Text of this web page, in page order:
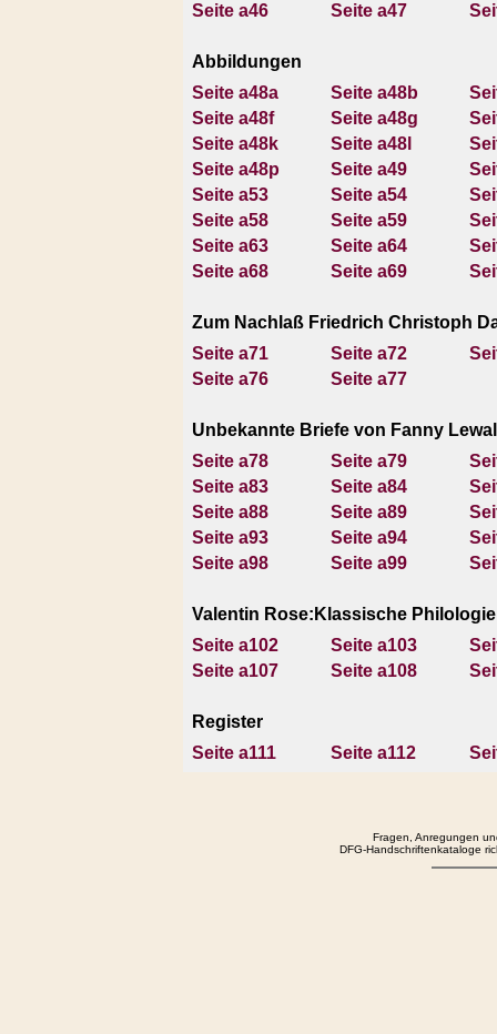
Seite a46
Seite a47
Abbildungen
Seite a48a
Seite a48b
Seite a48f
Seite a48g
Seite a48k
Seite a48l
Seite a48p
Seite a49
Seite a53
Seite a54
Seite a58
Seite a59
Seite a63
Seite a64
Seite a68
Seite a69
Zum Nachlaß Friedrich Christoph
Seite a71
Seite a72
Seite a76
Seite a77
Unbekannte Briefe von Fanny
Seite a78
Seite a79
Seite a83
Seite a84
Seite a88
Seite a89
Seite a93
Seite a94
Seite a98
Seite a99
Valentin Rose:Klassische
Seite a102
Seite a103
Seite a107
Seite a108
Register
Seite a111
Seite a112
Fragen, Anregungen
DFG-Handschriftenkataloge